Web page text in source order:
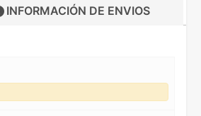
INFORMACIÓN DE ENVIOS